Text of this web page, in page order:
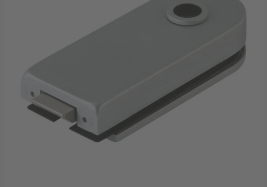
für Kategorie Beschläge anzeigen
für Kategorie Zargen anzeigen
für Kategorie Aussenverglasung
für Kategorie Angebote anzeigen